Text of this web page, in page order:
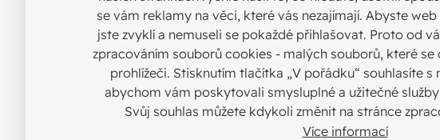
Pastýřský list otce
2012
Pastýřský list otce
velikonočního tridua
se vám reklamy na věci, které vás nezajímají. Abyste
jste zvyklí a nemuseli se pokaždé přihlašovat. Proto od
zpracováním souborů cookies - malých souborů, které se
prohlížeči. Stisknutím tlačítka „V pořádku“ souhlasíte
abychom vám poskytovali smysluplné a užitečné
Svůj souhlas můžete kdykoli změnit na stránce
Více informací